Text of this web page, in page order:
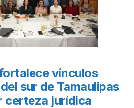
vínculos
sur de Tamaulipas
certeza jurídica